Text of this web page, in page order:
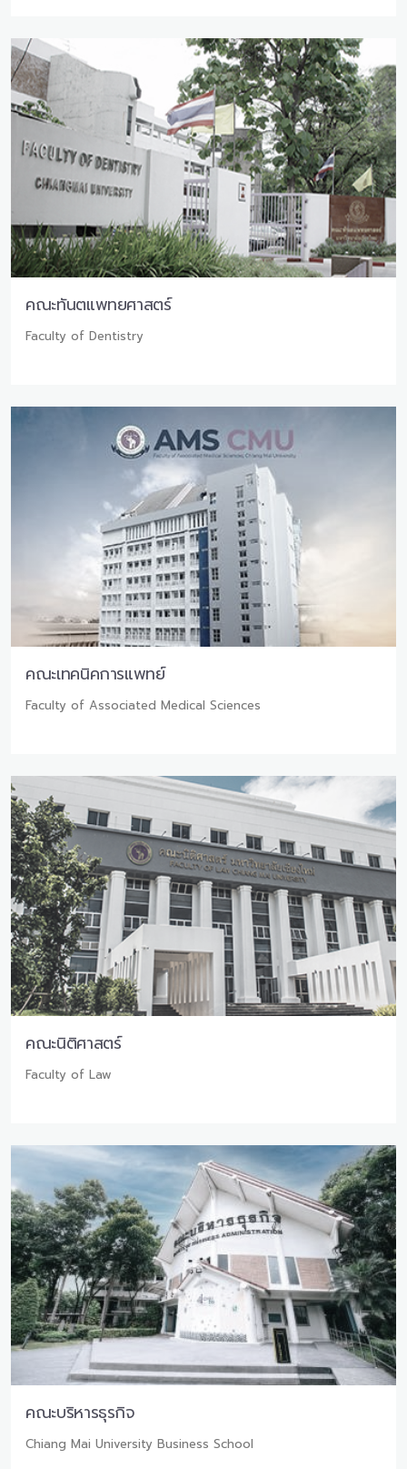
คณะทันตแพทยศาสตร์
Faculty of Dentistry
คณะเทคนิคการแพทย์
Faculty of Associated Medical Sciences
คณะนิติศาสตร์
Faculty of Law
คณะบริหารธุรกิจ
Chiang Mai University Business School